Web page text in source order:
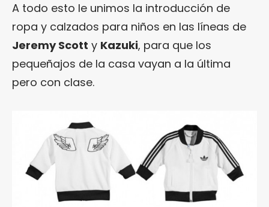
A todo esto le unimos la introducción de
ropa y calzados para niños en las líneas de
Jeremy Scott y Kazuki, para que los
pequeñajos de la casa vayan a la última
pero con clase.